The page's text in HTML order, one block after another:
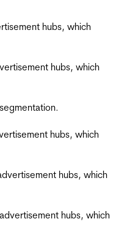
hubs, which
hubs, which
hubs, which
hubs, which
hubs, which